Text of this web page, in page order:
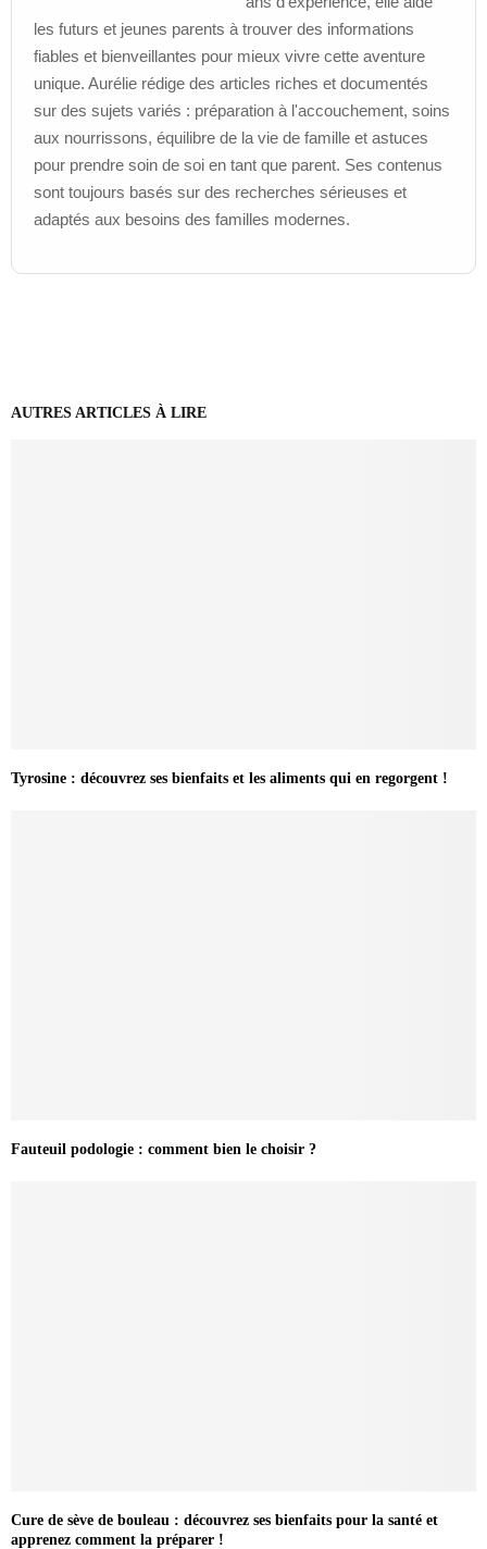
les futurs et jeunes parents à trouver des informations
fiables et bienveillantes pour mieux vivre cette aventure
unique. Aurélie rédige des articles riches et documentés
sur des sujets variés : préparation à l'accouchement, soins
aux nourrissons, équilibre de la vie de famille et astuces
pour prendre soin de soi en tant que parent. Ses contenus
sont toujours basés sur des recherches sérieuses et
adaptés aux besoins des familles modernes.
AUTRES ARTICLES À LIRE
Tyrosine : découvrez ses bienfaits et les aliments qui en regorgent !
Fauteuil podologie : comment bien le choisir ?
Cure de sève de bouleau : découvrez ses bienfaits pour la santé et
apprenez comment la préparer !